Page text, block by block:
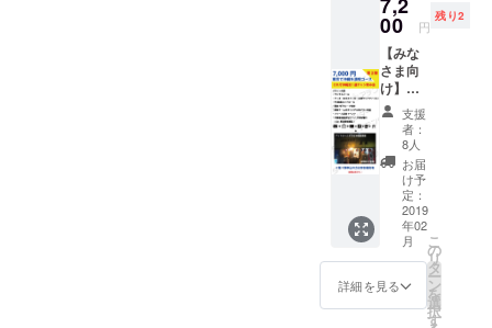
「アテ
ン
ダー」
を共に
盛り上
げてく
れる方
※リリー
ス記念
イベン
トの日
程は、
2019/02
/09(土)
午後を
ていま
す。
【こん
な方に
おすす
め】 ・
アテン
ダーで
のあれ
これ ・
人生
観、ビ
ジネス
やキャ
リアに
ついて
・単に
喋りた
いだけ
設置＆
宣伝
（チラ
シorパ
ネル設
置可、
販売不
可）
【こん
な方に
おすす
め】 ・
地方の
特産品
や商品
を扱う
00 円
残り2
【みな
さま向
け】東
京で沖
縄を満
喫コー
ス（第
２弾）
※第１弾
を購入
した方
は参加
権利
有！ ・
サンク
スメー
支援
者：
8人
お届
け予
定：
2019
年02
月
詳細を見る
こ
の
リ
タ
ー
ン
を
選
択
す